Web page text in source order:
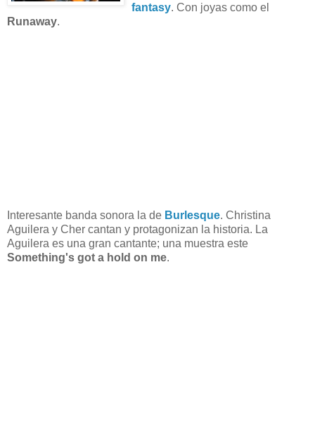
fantasy. Con joyas como el
Runaway.
Interesante banda sonora la de Burlesque. Christina
Aguilera y Cher cantan y protagonizan la historia. La
Aguilera es una gran cantante; una muestra este
Something's got a hold on me.